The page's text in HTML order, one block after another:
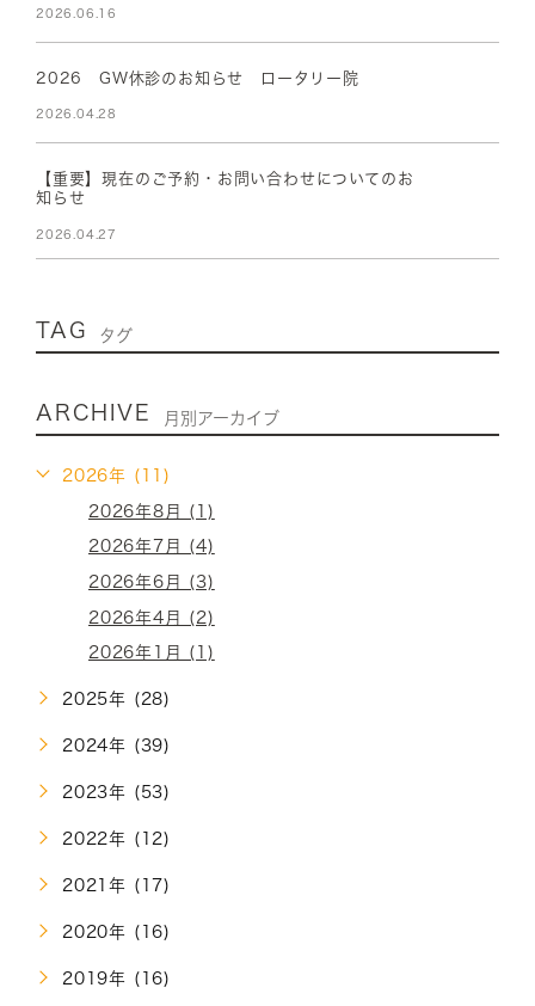
2026.06.16
2026 GW休診のお知らせ ロータリー院
2026.04.28
【重要】現在のご予約・お問い合わせについてのお
知らせ
2026.04.27
TAG タグ
ARCHIVE 月別アーカイブ
2026年 (11)
2026年8月 (1)
2026年7月 (4)
2026年6月 (3)
2026年4月 (2)
2026年1月 (1)
2025年 (28)
2024年 (39)
2023年 (53)
2022年 (12)
2021年 (17)
2020年 (16)
2019年 (16)